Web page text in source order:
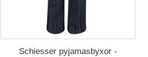
Schiesser pyjamasbyxor -